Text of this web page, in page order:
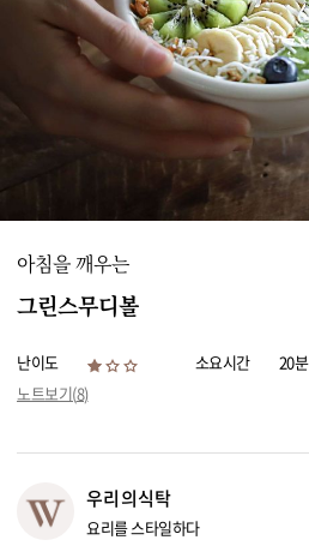
푸드
키친
리빙
아침을 깨우는
그린스무디볼
난이도 소요시간
20분
노트보기(8)
우리의식탁
요리를 스타일하다